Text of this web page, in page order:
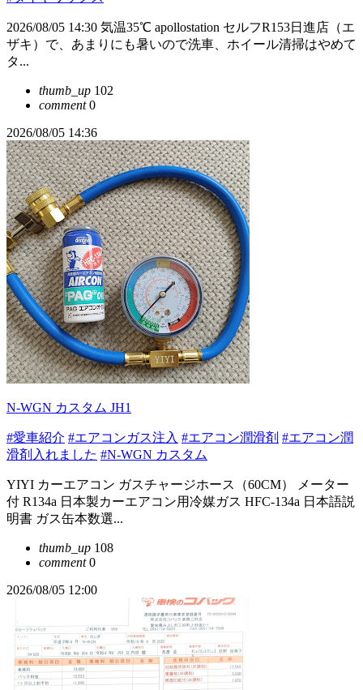
2026/08/05 14:30 気温35℃ apollostation セルフR153日進店（エ
ザキ）で、あまりにも暑いので洗車、ホイール清掃はやめて
タ...
thumb_up 102
comment0
2026/08/05 14:36
N-WGN カスタム JH1
#愛車紹介 #エアコンガス注入 #エアコン潤滑剤 #エアコン潤
滑剤入れました #N-WGN カスタム
YIYI カーエアコン ガスチャージホース（60CM） メーター
付 R134a 日本製カーエアコン用冷媒ガス HFC-134a 日本語説
明書 ガス缶本数選...
thumb_up 108
comment0
2026/08/05 12:00